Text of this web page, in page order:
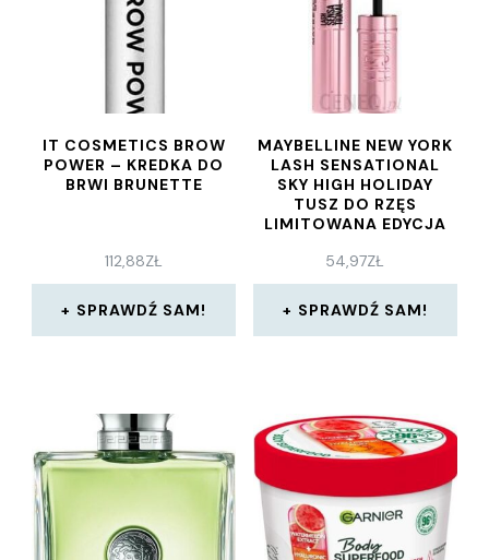
IT COSMETICS BROW
POWER – KREDKA DO
BRWI BRUNETTE
112,88ZŁ
SPRAWDŹ SAM!
MAYBELLINE NEW YORK
LASH SENSATIONAL
SKY HIGH HOLIDAY
TUSZ DO RZĘS
LIMITOWANA EDYCJA
54,97ZŁ
SPRAWDŹ SAM!